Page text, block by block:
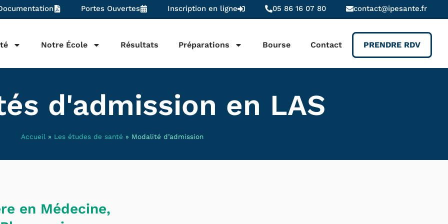
Portes Ouvertes Inscription en ligne 05 86 16 07 80 contact@ipesante.fr
Notre École Résultats Préparations Bourse Contact PRENDRE RDV
d'admission en LAS
Accueil» Les études de santé » Modalité d’admission
en Médecine,